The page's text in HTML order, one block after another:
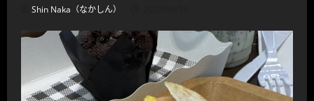
Shin Naka（なかしん）